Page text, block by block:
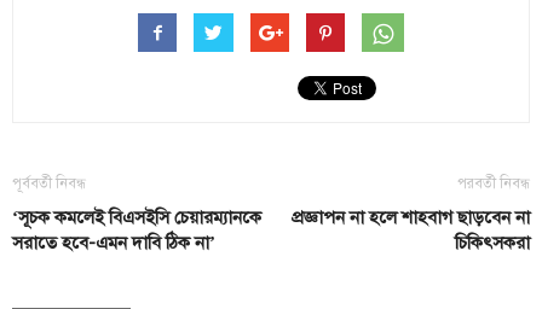
পূর্ববর্তী নিবন্ধ
‘সূচক কমলেই বিএসইসি চেয়ারম্যানকে
সরাতে হবে-এমন দাবি ঠিক না’
পরবর্তী নিবন্ধ
প্রজ্ঞাপন না হলে শাহবাগ ছাড়বেন না
চিকিৎসকরা